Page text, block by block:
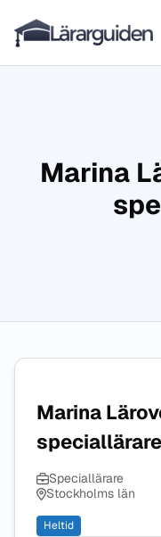
Hoppa till innehåll
Lärarguiden
Marina
Marina
speciallärare
Speciallärare
Stockholms län
Heltid